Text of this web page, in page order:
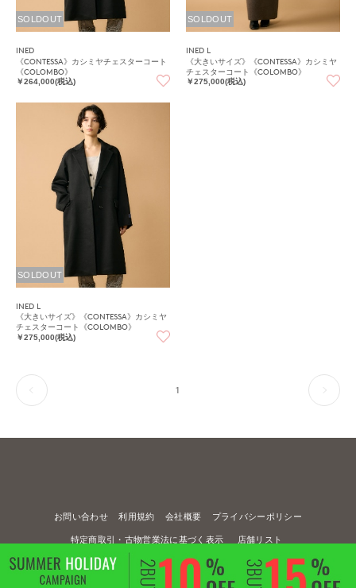
SOLDOUT
INED
《CONTESSA》カシミヤチェスターコート
《COLOMBO》
￥264,000(税込)
SOLDOUT
INED L
《大きいサイズ》《CONTESSA》カシミヤ
チェスターコート《COLOMBO》
￥275,000(税込)
SOLDOUT
INED L
《大きいサイズ》《CONTESSA》カシミヤ
チェスターコート《COLOMBO》
￥275,000(税込)
1
お問い合わせ 利用規約 会社概要 プライバシーポリシー
特定商取引・古物営業法に基づく表示 店舗リスト
© FLANDRE CO., LTD.